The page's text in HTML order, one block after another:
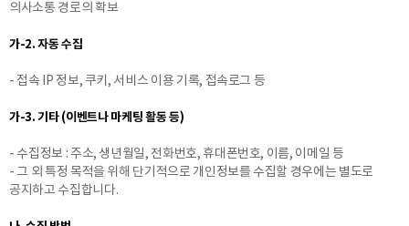
의사소통 경로의 확보
가-2. 자동 수집
- 접속 IP 정보, 쿠키, 서비스 이용 기록, 접속로그 등
가-3. 기타 (이벤트나 마케팅 활동 등)
- 수집정보 : 주소, 생년월일, 전화번호, 휴대폰번호, 이름, 이메일 등
- 그 외 특정 목적을 위해 단기적으로 개인정보를 수집할 경우에는 별도로
공지하고 수집합니다.